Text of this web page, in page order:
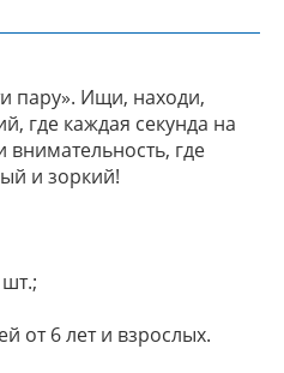
пару». Ищи, находи,
где каждая секунда на
внимательность, где
и зоркий!
от 6 лет и взрослых.